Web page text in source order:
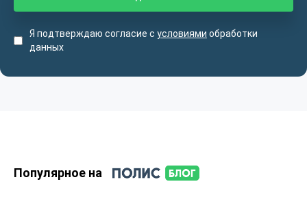
Я подтверждаю согласие с условиями обработки
данных
Популярное на